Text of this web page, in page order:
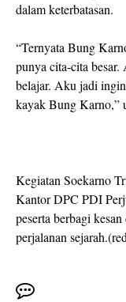
dalam keterbatasan.
“Ternyata Bung
punya cita-cita
belajar. Aku jadi
kayak Bung Karno,”
Kegiatan Soekarno
Kantor DPC PDI
peserta berbagi
perjalanan